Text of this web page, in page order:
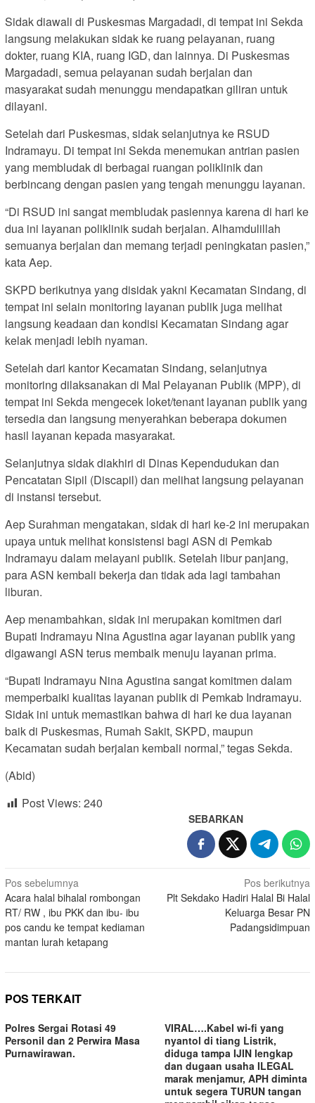
Sidak diawali di Puskesmas Margadadi, di tempat ini Sekda
langsung melakukan sidak ke ruang pelayanan, ruang
dokter, ruang KIA, ruang IGD, dan lainnya. Di Puskesmas
Margadadi, semua pelayanan sudah berjalan dan
masyarakat sudah menunggu mendapatkan giliran untuk
dilayani.
Setelah dari Puskesmas, sidak selanjutnya ke RSUD
Indramayu. Di tempat ini Sekda menemukan antrian pasien
yang membludak di berbagai ruangan poliklinik dan
berbincang dengan pasien yang tengah menunggu layanan.
“Di RSUD ini sangat membludak pasiennya karena di hari ke
dua ini layanan poliklinik sudah berjalan. Alhamdulillah
semuanya berjalan dan memang terjadi peningkatan pasien,”
kata Aep.
SKPD berikutnya yang disidak yakni Kecamatan Sindang, di
tempat ini selain monitoring layanan publik juga melihat
langsung keadaan dan kondisi Kecamatan Sindang agar
kelak menjadi lebih nyaman.
Setelah dari kantor Kecamatan Sindang, selanjutnya
monitoring dilaksanakan di Mal Pelayanan Publik (MPP), di
tempat ini Sekda mengecek loket/tenant layanan publik yang
tersedia dan langsung menyerahkan beberapa dokumen
hasil layanan kepada masyarakat.
Selanjutnya sidak diakhiri di Dinas Kependudukan dan
Pencatatan Sipil (Discapil) dan melihat langsung pelayanan
di instansi tersebut.
Aep Surahman mengatakan, sidak di hari ke-2 ini merupakan
upaya untuk melihat konsistensi bagi ASN di Pemkab
Indramayu dalam melayani publik. Setelah libur panjang,
para ASN kembali bekerja dan tidak ada lagi tambahan
liburan.
Aep menambahkan, sidak ini merupakan komitmen dari
Bupati Indramayu Nina Agustina agar layanan publik yang
digawangi ASN terus membaik menuju layanan prima.
“Bupati Indramayu Nina Agustina sangat komitmen dalam
memperbaiki kualitas layanan publik di Pemkab Indramayu.
Sidak ini untuk memastikan bahwa di hari ke dua layanan
baik di Puskesmas, Rumah Sakit, SKPD, maupun
Kecamatan sudah berjalan kembali normal,” tegas Sekda.
(Abid)
Post Views: 240
SEBARKAN
Navigasi
pos
Pos sebelumnya
Acara halal bihalal rombongan
RT/ RW , ibu PKK dan ibu- ibu
pos candu ke tempat kediaman
mantan lurah ketapang
Pos berikutnya
Plt Sekdako Hadiri Halal Bi Halal
Keluarga Besar PN
Padangsidimpuan
POS TERKAIT
Polres Sergai Rotasi 49
Personil dan 2 Perwira Masa
Purnawirawan.
VIRAL….Kabel wi-fi yang
nyantol di tiang Listrik,
diduga tampa IJIN lengkap
dan dugaan usaha ILEGAL
marak menjamur, APH diminta
untuk segera TURUN tangan